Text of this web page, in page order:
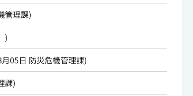
管理課)
)
05日 防災危機管理課)
課)